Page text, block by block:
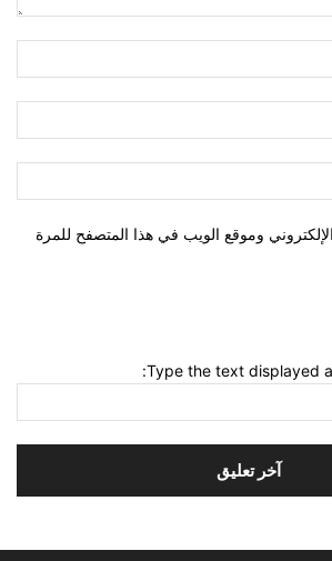
وموقع الويب في هذا المتصفح للمرة
Type the text displayed